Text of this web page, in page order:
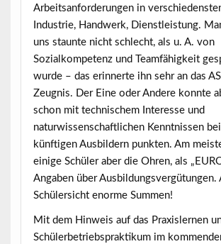
Arbeitsanforderungen in
Industrie, Handwerk, Dienstleistung.
uns staunte nicht schlecht, als u. A. von
Sozialkompetenz und Teamfähigkeit
wurde – das erinnerte ihn sehr an das
Zeugnis. Der Eine oder Andere konnte
schon mit technischem Interesse und
naturwissenschaftlichen Kenntnissen
künftigen Ausbildern punkten. Am
einige Schüler aber die Ohren, als
Angaben über Ausbildungsvergütungen.
Schülersicht enorme Summen!
Mit dem Hinweis auf das Praxislernen
Schülerbetriebspraktikumim